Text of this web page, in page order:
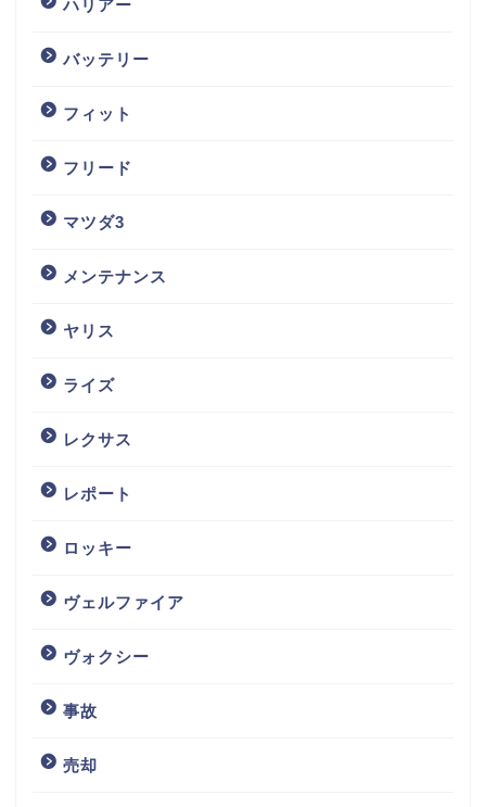
ハリアー
バッテリー
フィット
フリード
マツダ3
メンテナンス
ヤリス
ライズ
レクサス
レポート
ロッキー
ヴェルファイア
ヴォクシー
事故
売却